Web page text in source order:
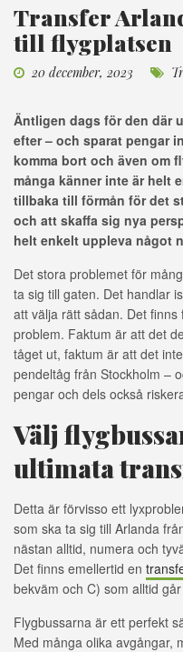
Transfer
till flygplatsen
20 december, 2023
Äntligen dags för den där
efter – och sparat pengar
komma bort och även om
många känner inte är helt
tillbaka till förmån för det
och att skaffa sig nya
helt enkelt uppleva något
Det stora problemet för
ta sig till gaten. Det handlar
att välja rätt sådan. Det
problem. Faktum är att det
tåget ut, faktum är att det
pendeltåg från Stockholm –
pengar och dels också
Välj
ultimata
Detta är förvisso ett
som ska ta sig till Arlanda
nästan alltid, numera och
Det finns emellertid en
bekväm och C) som alltid
Flygbussarna är ett perfekt
Med många olika avgångar,